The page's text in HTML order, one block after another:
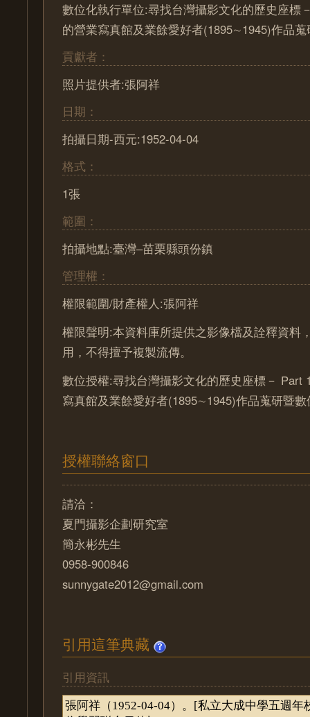
數位化執行單位:尋找台灣攝影文化的歷史座標
的營業寫真館及業餘愛好者(1895∼1945)作品
貢獻者：
照片提供者:張阿祥
日期：
拍攝日期-西元:1952-04-04
格式：
1張
範圍：
拍攝地點:臺灣–苗栗縣頭份鎮
管理權：
權限範圍/財產權人:張阿祥
權限聲明:本資料庫所提供之影像檔及詮釋資料
用，不得擅予複製流傳。
數位授權:尋找台灣攝影文化的歷史座標－ Part
寫真館及業餘愛好者(1895∼1945)作品蒐研暨
授權聯絡窗口
請洽：
夏門攝影企劃研究室
簡永彬先生
0958-900846
sunnygate2012@gmail.com
引用這筆典藏
引用資訊